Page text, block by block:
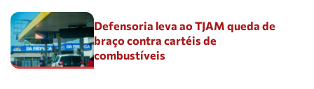
Defensoria leva ao TJAM queda de
braço contra cartéis de
combustíveis